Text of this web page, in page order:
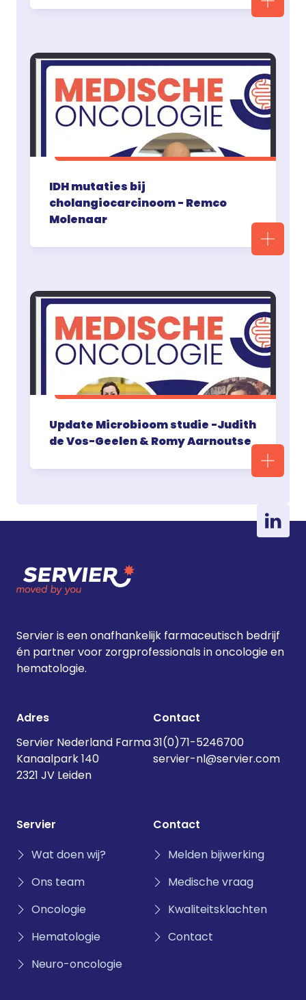
IDH mutaties bij
cholangiocarcinoom - Remco
Molenaar
Update Microbioom studie -Judith
de Vos-Geelen & Romy Aarnoutse
Servier is een onafhankelijk farmaceutisch bedrijf
én partner voor zorgprofessionals in oncologie en
hematologie.
Adres
Servier Nederland Farma
Kanaalpark 140
2321 JV Leiden
Contact
31(0)71-5246700
servier-nl@servier.com
Servier
Wat doen wij?
Ons team
Oncologie
Hematologie
Neuro-oncologie
Contact
Melden bijwerking
Medische vraag
Kwaliteitsklachten
Contact